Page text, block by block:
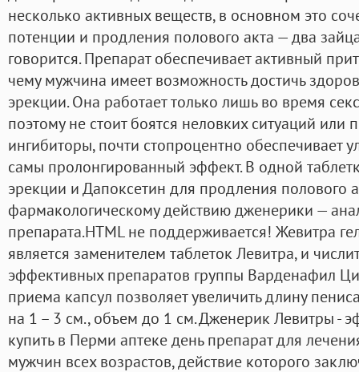
несколько активных веществ, в основном это
потенции и продления полового акта — два
говорится. Препарат обеспечивает активный
чему мужчина имеет возможность достичь
эрекции. Она работает только лишь во время
поэтому не стоит боятся неловких ситуаций или
ингибиторы, почти стопроцентно обеспечивает
самы пролонгированный эффект. В одной
эрекции и Дапоксетин для продления полового
фармакологическому действию дженерики —
препарата.HTML не поддерживается! Жевитра
является заменителем таблеток Левитра, и
эффективных препаратов группы Варденафил
приема капсул позволяет увеличить длину
на 1 – 3 см., объем до 1 см. Дженерик Левитры -
купить в Перми аптеке день препарат для
мужчин всех возрастов, действие которого